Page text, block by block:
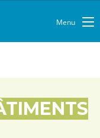
Menu